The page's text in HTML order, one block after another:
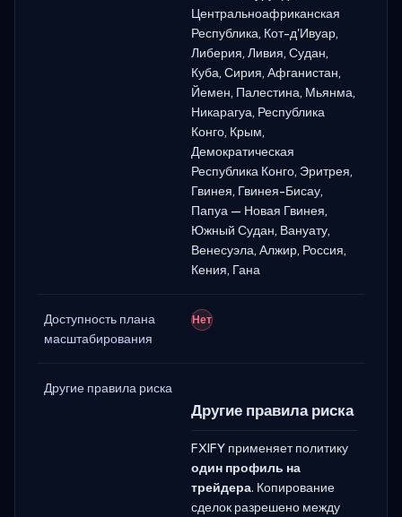
Центральноафриканская
Республика, Кот-д'Ивуар,
Либерия, Ливия, Судан,
Куба, Сирия, Афганистан,
Йемен, Палестина, Мьянма,
Никарагуа, Республика
Конго, Крым,
Демократическая
Республика Конго, Эритрея,
Гвинея, Гвинея-Бисау,
Папуа — Новая Гвинея,
Южный Судан, Вануату,
Венесуэла, Алжир, Россия,
Кения, Гана
Доступность плана
масштабирования
Нет
Другие правила риска
Другие правила риска
FXIFY применяет политику
один профиль на
трейдера. Копирование
сделок разрешено между